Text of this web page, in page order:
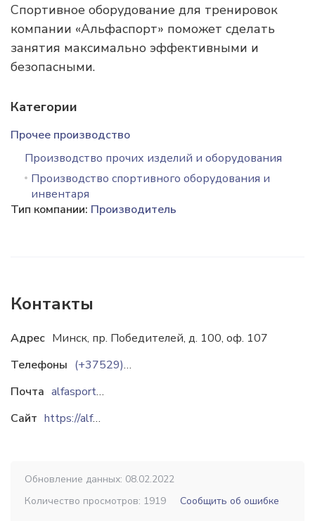
Спортивное оборудование для тренировок
компании «Альфаспорт» поможет сделать
занятия максимально эффективными и
безопасными.
Категории
Прочее производство
Производство прочих изделий и оборудования
Производство спортивного оборудования и
инвентаря
Тип компании: Производитель
Контакты
Адрес Минск, пр. Победителей, д. 100, оф. 107
Телефоны
(+37529)175-15-03
Почта
alfasport@mail.ru
Сайт
https://alfasport.by
Обновление данных: 08.02.2022
Количество просмотров: 1919
Сообщить об ошибке